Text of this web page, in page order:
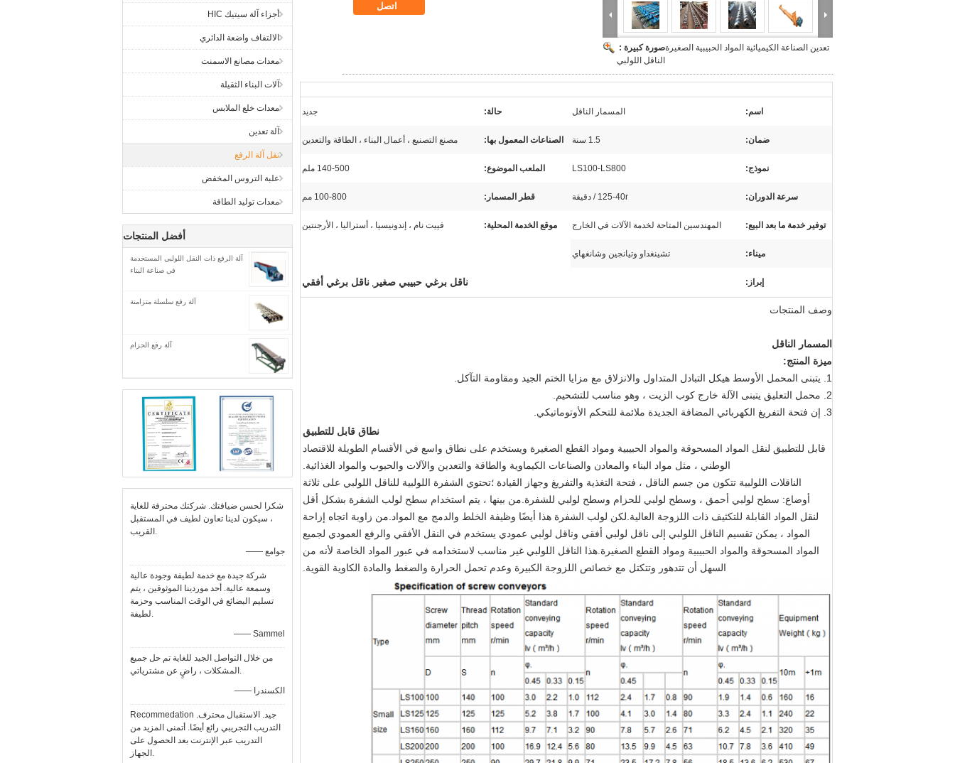
أجزاء آلة سيتيك HIC
الالتفاف واضعة الدائري
معدات مصانع الاسمنت
آلات البناء الثقيلة
معدات خلع الملابس
آلة تعدين
نقل آلة الرفع
علبة التروس المخفض
معدات توليد الطاقة
أفضل المنتجات
آلة الرفع ذات النقل اللولبي المستخدمة
في صناعة البناء
آلة رفع سلسلة متزامنة
آلة رفع الحزام
شكرا لحسن ضيافتك. شركتك محترفة للغاية
، سيكون لدينا تعاون لطيف في المستقبل
القريب.
—— جوامع
شركة جيدة مع خدمة لطيفة وجودة عالية
وسمعة عالية. أحد موردينا الموثوقين ، يتم
تسليم البضائع في الوقت المناسب وحزمة
لطيفة.
—— Sammel
من خلال التواصل الجيد للغاية تم حل جميع
المشكلات ، راضٍ عن مشترياتي.
—— الكسندرا
Recommedation جيد. الاستقبال محترف.
التدريب التجريبي رائع أيضًا. أتمنى المزيد من
التدريب عبر الإنترنت بعد الحصول على
الجهاز.
صورة كبيرة :تعدين الصناعة الكيميائية المواد الحبيبية الصغيرة
الناقل اللولبي
اتصل
اسم: المسمار الناقل حالة: جديد
ضمان: 1.5 سنة الصناعات المعمول بها: مصنع التصنيع ، أعمال البناء ، الطاقة والتعدين
نموذج: LS100-LS800 الملعب الموضوع: 140-500 ملم
سرعة الدوران: 125-40r / دقيقة قطر المسمار: 100-800 مم
توفير خدمة ما بعد البيع: المهندسين المتاحة لخدمة الآلات في الخارج موقع الخدمة المحلية: فييت نام ، إندونيسيا ، أستراليا ، الأرجنتين
ميناء: تشينغداو وتيانجين وشانغهاي
إبراز: ناقل برغي حبيبي صغير , ناقل برغي أفقي
وصف المنتجات
المسمار الناقل
ميزة المنتج:
1. يتبنى المحمل الأوسط هيكل التبادل المتداول والانزلاق مع مزايا الختم الجيد ومقاومة التآكل.
2. محمل التعليق يتبنى الآلة خارج كوب الزيت ، وهو مناسب للتشحيم.
3. إن فتحة التفريغ الكهربائي المضافة الجديدة ملائمة للتحكم الأوتوماتيكي.
نطاق قابل للتطبيق
قابل للتطبيق لنقل المواد المسحوقة والمواد الحبيبية ومواد القطع الصغيرة ويستخدم على نطاق واسع في الأقسام الطويلة للاقتصاد
الوطني ، مثل مواد البناء والمعادن والصناعات الكيماوية والطاقة والتعدين والآلات والحبوب والمواد الغذائية.
الناقلات اللولبية تتكون من جسم الناقل ، فتحة التغذية والتفريغ وجهاز القيادة ؛تحتوي الشفرة اللولبية للناقل اللولبي على ثلاثة
أوضاع: سطح لولبي أحمق ، وسطح لولبي للحزام وسطح لولبي للشفرة.من بينها ، يتم استخدام سطح لولب الشفرة بشكل أقل
لنقل المواد القابلة للتكثيف ذات اللزوجة العالية.لكن لولب الشفرة هذا أيضًا وظيفة الخلط والدمج مع المواد.من زاوية اتجاه إزاحة
المواد ، يمكن تقسيم الناقل اللولبي إلى ناقل لولبي أفقي وناقل لولبي عمودي يستخدم في النقل الأفقي والرفع العمودي لجميع
المواد المسحوقة والمواد الحبيبية ومواد القطع الصغيرة.هذا الناقل اللولبي غير مناسب لاستخدامه في عبور المواد الخاصة لأنه من
السهل أن تتدهور وتتكتل مع خصائص اللزوجة الكبيرة وعدم تحمل الحرارة والضغط والمادة الكاوية القوية.